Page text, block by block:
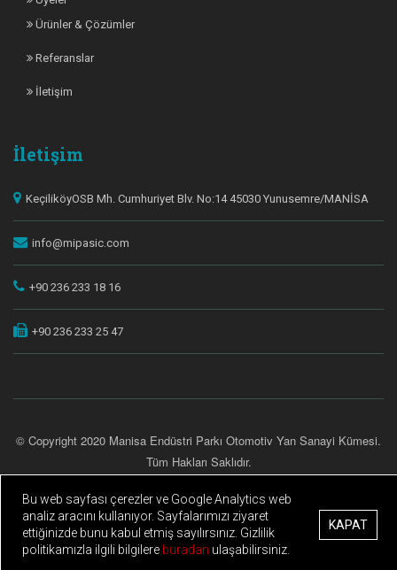
Ürünler & Çözümler
Referanslar
İletişim
İletişim
KeçiliköyOSB Mh. Cumhuriyet Blv. No:14 45030 Yunusemre/MANİSA
info@mipasic.com
+90 236 233 18 16
+90 236 233 25 47
© Copyright 2020 Manisa Endüstri Parkı Otomotiv Yan Sanayi Kümesi.
Tüm Hakları Saklıdır.
Gizlilik Politikası Kişisel Verilerin Korunması
Site Creation & Technology by Netport
Bu web sayfası çerezler ve Google Analytics web
analiz aracını kullanıyor. Sayfalarımızı ziyaret
ettiğinizde bunu kabul etmiş sayılırsınız. Gizlilik
politikamızla ilgili bilgilere buradan ulaşabilirsiniz.
KAPAT